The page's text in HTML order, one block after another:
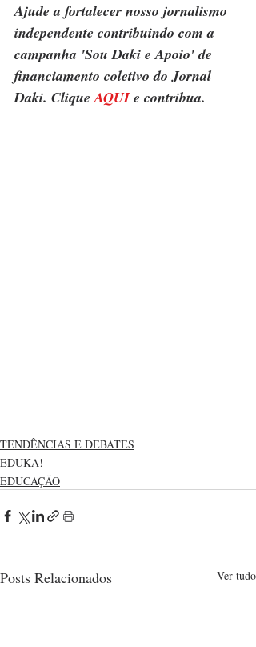
Ajude a fortalecer nosso jornalismo
independente contribuindo com a
campanha 'Sou Daki e Apoio' de
financiamento coletivo do Jornal
Daki. Clique AQUI e contribua.
TENDÊNCIAS E DEBATES
EDUKA!
EDUCAÇÃO
Posts Relacionados Ver tudo